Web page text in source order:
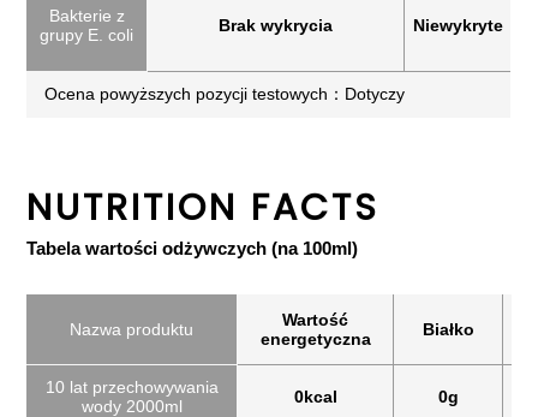
Bakterie z
grupy E. coli
Brak wykrycia Niewykryte
Ocena powyższych pozycji testowych：Dotyczy
NUTRITION FACTS
Tabela wartości odżywczych (na 100ml)
Nazwa produktu
Wartość
energetyczna
Białko
10 lat przechowywania
wody 2000ml
0kcal 0g